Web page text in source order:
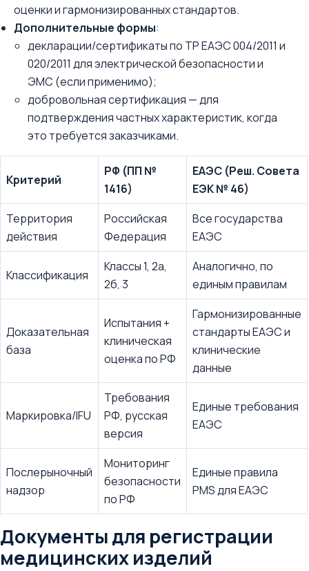
оценки и гармонизированных стандартов.
Дополнительные формы:
декларации/сертификаты по ТР ЕАЭС 004/2011 и
020/2011 для электрической безопасности и
ЭМС (если применимо);
добровольная сертификация — для
подтверждения частных характеристик, когда
это требуется заказчиками.
Критерий
РФ (ПП №
1416)
ЕАЭС (Реш. Совета
ЕЭК № 46)
Территория
действия
Российская
Федерация
Все государства
ЕАЭС
Классификация
Классы 1, 2а,
2б, 3
Аналогично, по
единым правилам
Доказательная
база
Испытания +
клиническая
оценка по РФ
Гармонизированные
стандарты ЕАЭС и
клинические
данные
Маркировка/IFU
Требования
РФ, русская
версия
Единые требования
ЕАЭС
Послерыночный
надзор
Мониторинг
безопасности
по РФ
Единые правила
PMS для ЕАЭС
Документы для регистрации
медицинских изделий